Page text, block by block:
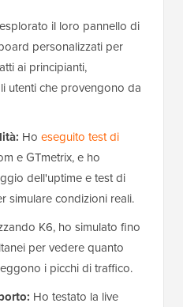
il loro pannello di
personalizzati per
ai principianti,
utenti che provengono da
Ho eseguito test di
e GTmetrix, e ho
dell'uptime e test di
simulare condizioni reali.
K6, ho simulato fino
per vedere quanto
i picchi di traffico.
Ho testato la live